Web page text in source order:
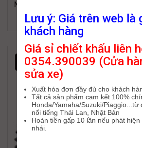
Nhông Sên Dĩa DID HDS (HDN) Yamaha
389,000 ₫
-25%
Lưu ý: Giá trên web là
khách hàng
Giá sỉ chiết khấu liên
0354.390039 (Cửa
sửa xe)
Xuất hóa đơn đầy đủ cho khách
Tất cả sản phẩm cam kết 100%
Honda/Yamaha/Suzuki/Piaggio...từ
nổi tiếng Thái Lan, Nhật Bản
Hoàn tiền gấp 10 lần nếu phát
nhái.